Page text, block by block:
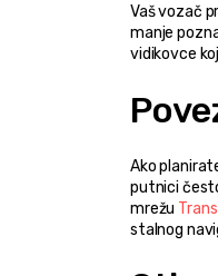
Vaš vozač
manje
vidikovce
Ako
putnici
mrežu
stalnog